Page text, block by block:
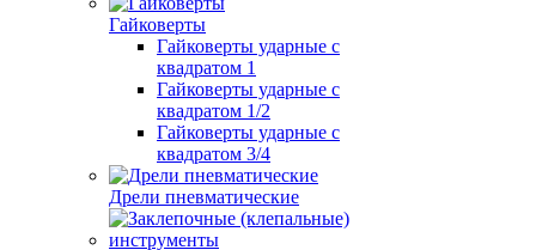
Гайковерты
Гайковерты ударные с
квадратом 1
Гайковерты ударные с
квадратом 1/2
Гайковерты ударные с
квадратом 3/4
Дрели пневматические